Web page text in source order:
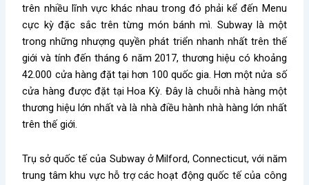
trên nhiều lĩnh vực khác nhau trong đó phải kể đến Menu
cực kỳ đặc sắc trên từng món bánh mì. Subway là một
trong những nhượng quyền phát triển nhanh nhất trên thế
giới và tính đến tháng 6 năm 2017, thương hiệu có khoảng
42.000 cửa hàng đặt tại hơn 100 quốc gia. Hơn một nửa số
cửa hàng được đặt tại Hoa Kỳ. Đây là chuỗi nhà hàng một
thương hiệu lớn nhất và là nhà điều hành nhà hàng lớn nhất
trên thế giới.
Trụ sở quốc tế của Subway ở Milford, Connecticut, với năm
trung tâm khu vực hỗ trợ các hoạt động quốc tế của công